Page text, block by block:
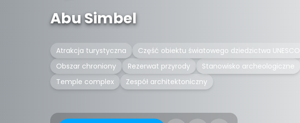
Abu Simbel
Atrakcja turystyczna
Część obiektu światowego dziedzictwa UNESCO
Obszar chroniony
Rezerwat przyrody
Stanowisko archeologiczne
Temple complex
Zespół architektoniczny